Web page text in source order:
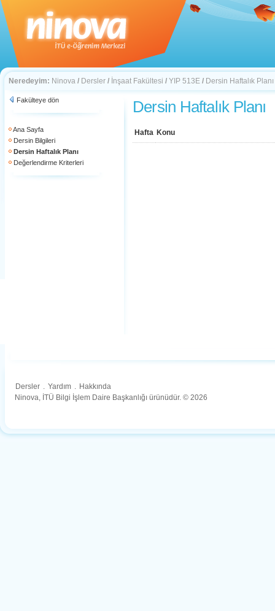
Neredeyim: Ninova / Dersler / İnşaat Fakültesi / YIP 513E / Dersin Haftalık Planı
Fakülteye dön
Ana Sayfa
Dersin Bilgileri
Dersin Haftalık Planı
Değerlendirme Kriterleri
Dersin Haftalık Planı
Hafta Konu
Dersler . Yardım . Hakkında
Ninova, İTÜ Bilgi İşlem Daire Başkanlığı ürünüdür. © 2026